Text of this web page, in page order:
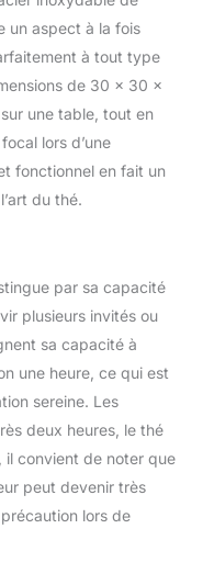
un aspect à la fois
à tout type
de 30 x 30 x
une table, tout en
lors d’une
fonctionnel en fait un
du thé.
par sa capacité
plusieurs invités ou
sa capacité à
une heure, ce qui est
sereine. Les
deux heures, le thé
il convient de noter que
peut devenir très
lors de